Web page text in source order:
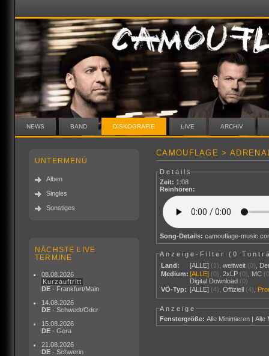
NEWS BAND DISKOGRAFIE LIVE ARCHIV
UNTERMENÜ
Alben
Singles
Sonstiges
NÄCHSTE LIVE
TERMINE
08.08.2026
Kurzauftritt
DE - Frankfurt/Main
14.08.2026
DE - Schwedt/Oder
15.08.2026
DE - Gera
21.08.2026
DE - Schwerin
CAMOUFLAGE >
Details
Zeit: 1:08
Reinhören:
Song-Details: camouflage-
Anzeige-Filter (0
Land:
[ALLE] (1) ,weltweit (0)
Medium: [ALLE] (0) ,2xLP (0) MC
Digital Download (0)
VÖ-Typ: [ALLE] (4) ,Offiziell (4)
Anzeige
Fenstergröße: Alle Minimieren |Alle